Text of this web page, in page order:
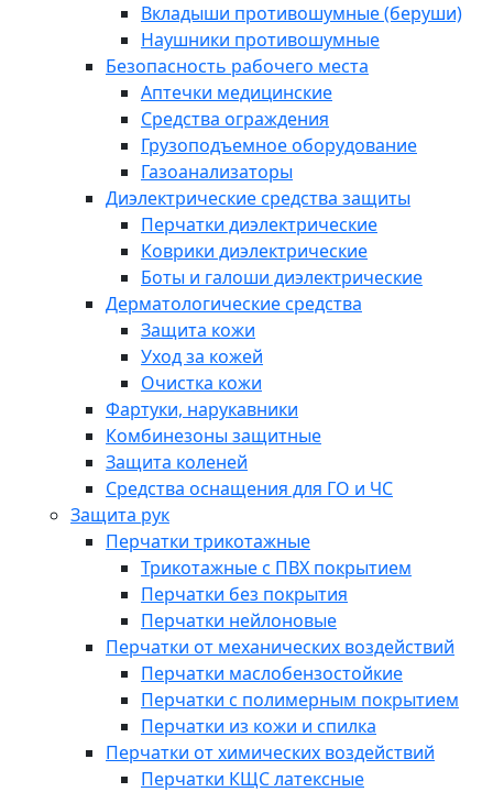
Вкладыши противошумные (беруши)
Наушники противошумные
Безопасность рабочего места
Аптечки медицинские
Средства ограждения
Грузоподъемное оборудование
Газоанализаторы
Диэлектрические средства защиты
Перчатки диэлектрические
Коврики диэлектрические
Боты и галоши диэлектрические
Дерматологические средства
Защита кожи
Уход за кожей
Очистка кожи
Фартуки, нарукавники
Комбинезоны защитные
Защита коленей
Средства оснащения для ГО и ЧС
Защита рук
Перчатки трикотажные
Трикотажные с ПВХ покрытием
Перчатки без покрытия
Перчатки нейлоновые
Перчатки от механических воздействий
Перчатки маслобензостойкие
Перчатки с полимерным покрытием
Перчатки из кожи и спилка
Перчатки от химических воздействий
Перчатки КЩС латексные